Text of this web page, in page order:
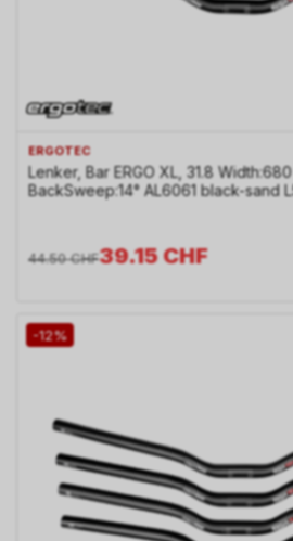
ERGOTEC
Lenker, Bar ERGO XL, 31.8
BackSweep:14° AL6061 black-sand
39.15CHF
44.50 CHF
-12%